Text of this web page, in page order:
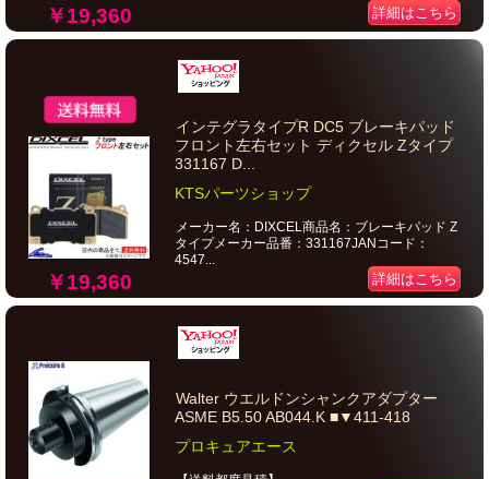
￥19,360 詳細はこちら
￥19,360
インテグラタイプR DC5 ブレーキパッド
フロント左右セット ディクセル Zタイプ
331167 D...
KTSパーツショップ
メーカー名：DIXCEL商品名：ブレーキパッド Z
タイプメーカー品番：331167JANコード：
4547...
詳細はこちら
Walter ウエルドンシャンクアダプター
ASME B5.50 AB044.K ■▼411-418
プロキュアエース